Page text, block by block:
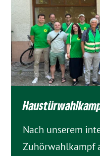
Nach unserem
Zuhörwahlkampf